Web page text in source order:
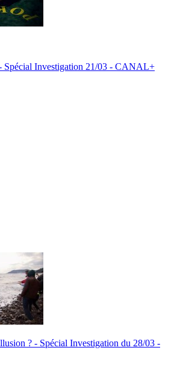
Spécial Investigation 21/03 - CANAL+
? - Spécial Investigation du 28/03 -